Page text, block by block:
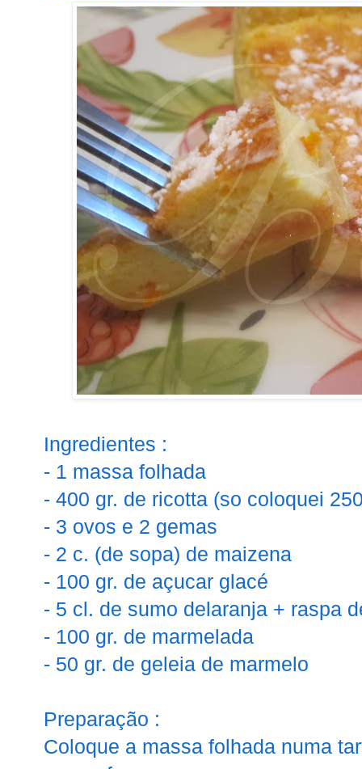
Ingredientes :
- 1 massa folhada
- 400 gr. de ricotta (so coloquei
- 3 ovos e 2 gemas
- 2 c. (de sopa) de maizena
- 100 gr. de açucar glacé
- 5 cl. de sumo delaranja + raspa
- 100 gr. de marmelada
- 50 gr. de geleia de marmelo
Preparação :
Coloque a massa folhada numa